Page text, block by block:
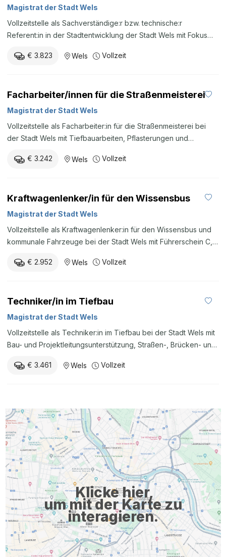
Lejla Kubatovic unter karriere@wels.gv.at oder +43 7242 235
Magistrat der Stadt Wels
Vollzeitstelle als Sachverständige:r bzw. technische:r
Referent:in in der Stadtentwicklung der Stadt Wels mit Fokus
bautechnische Prüfungen.
€ 3.823 Wels Vollzeit
Facharbeiter/innen für die Straßenmeisterei
Magistrat der Stadt Wels
Vollzeitstelle als Facharbeiter:in für die Straßenmeisterei bei
der Stadt Wels mit Tiefbauarbeiten, Pflasterungen und
€ 3.242
Wels Vollzeit
Kraftwagenlenker/in für den Wissensbus
Magistrat der Stadt Wels
Vollzeitstelle als Kraftwagenlenker:in für den Wissensbus und
kommunale Fahrzeuge bei der Stadt Wels mit Führerschein C,
€ 2.952
Wels Vollzeit
Techniker/in im Tiefbau
Magistrat der Stadt Wels
Vollzeitstelle als Techniker:in im Tiefbau bei der Stadt Wels mit
Bau- und Projektleitungsunterstützung, Straßen-, Brücken- und
€ 3.461
Wels Vollzeit
Klicke hier,
um mit der Karte zu
interagieren.